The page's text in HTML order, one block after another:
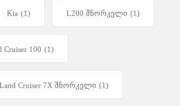
Kia (1) L200 შნორკელი (1)
Cruiser 100 (1)
Land Cruiser 7X შნორკელი (1)